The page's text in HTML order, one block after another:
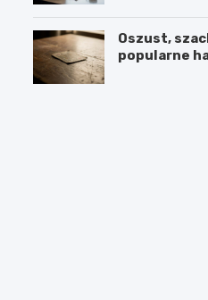
Oszust,
popularne